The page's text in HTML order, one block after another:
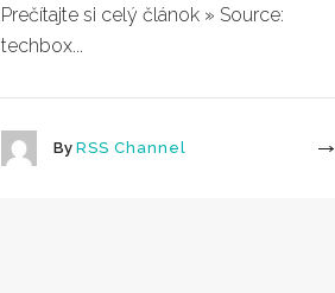
Prečítajte si celý článok » Source:
techbox...
By RSS Channel